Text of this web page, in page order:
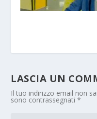
LASCIA UN
Il tuo indirizzo email non
sono contrassegnati*